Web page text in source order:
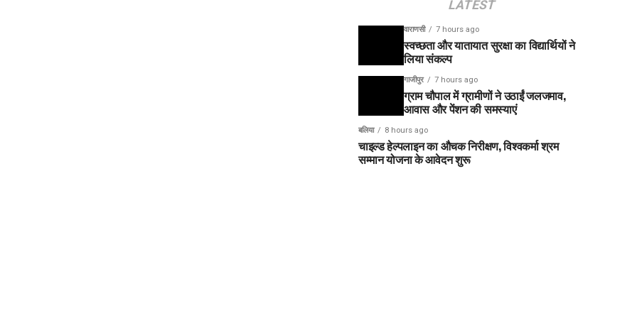
LATEST
वाराणसी 7 hours ago
स्वच्छता और यातायात सुरक्षा का विद्यार्थियों ने
लिया संकल्प
गाजीपुर 7 hours ago
ग्राम चौपाल में ग्रामीणों ने उठाईं जलजमाव,
आवास और पेंशन की समस्याएं
बलिया 8 hours ago
चाइल्ड हेल्पलाइन का औचक निरीक्षण, विश्वकर्मा श्रम
सम्मान योजना के आवेदन शुरू